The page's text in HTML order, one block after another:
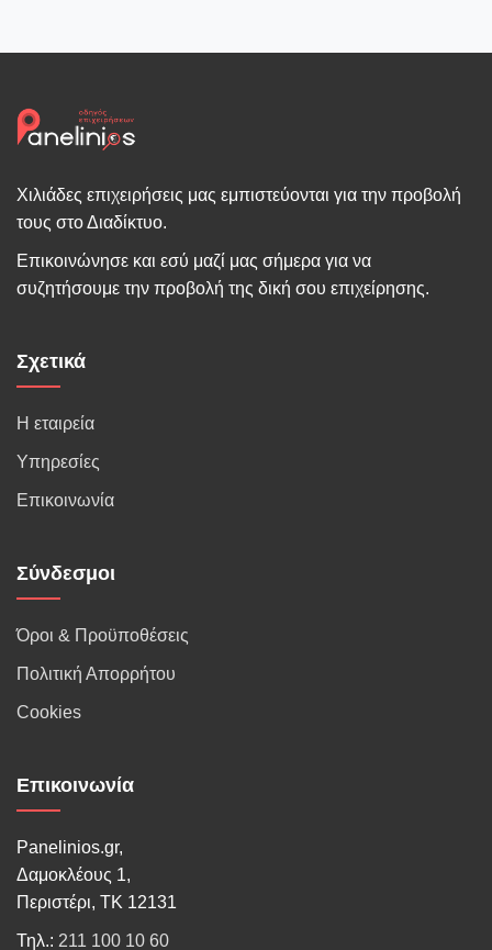
Χιλιάδες επιχειρήσεις μας εμπιστεύονται για την προβολή
τους στο Διαδίκτυο.
Επικοινώνησε και εσύ μαζί μας σήμερα για να
συζητήσουμε την προβολή της δική σου επιχείρησης.
Σχετικά
Η εταιρεία
Υπηρεσίες
Επικοινωνία
Σύνδεσμοι
Όροι & Προϋποθέσεις
Πολιτική Απορρήτου
Cookies
Επικοινωνία
Panelinios.gr,
Δαμοκλέους 1,
Περιστέρι, ΤΚ 12131
Τηλ.: 211 100 10 60